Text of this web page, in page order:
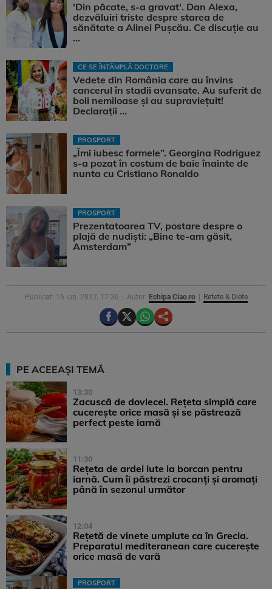
'Din păcate, s-a gravat'. Dan Alexa,
dezvăluiri triste despre starea de
sănătate a Alinei Pușcău. Ce discuție au
...
CE SE ÎNTÂMPLĂ DOCTORE
Vedete din România care au învins
cancerul în stadii avansate. Au suferit de
boli nemiloase şi au supravieţuit!
Declarații ...
PROSPORT
„Îmi iubesc formele”. Georgina Rodriguez
s-a pozat în costum de baie înainte de
nunta cu Cristiano Ronaldo
PROSPORT
Prezentatoarea TV, postare despre o
plajă de nudiști: „Bine te-am găsit,
Amsterdam”
Publicat: 16 iun. 2017, 17:36 Autor: Echipa Ciao.ro Retete & Diete
PE ACEEAȘI TEMĂ
13:30
Zacuscă de dovlecei. Rețeta simplă care
cucerește orice masă și se păstrează
perfect peste iarnă
11:30
Rețeta de ardei iute la borcan pentru
iarnă. Cum îi păstrezi crocanți și aromați
până în sezonul următor
12:04
Rețetă de vinete umplute ca în Grecia.
Preparatul mediteranean care cucerește
orice masă de vară
PROSPORT